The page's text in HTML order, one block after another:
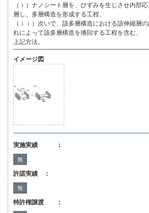
（ｉ）ナノシート層を、ひずみを生じさせ内部
層し、多層構造を形成する工程、
（ｉｉ）次いで、該多層構造における該伸縮層
れによって該多層構造を捲回する工程を含む、
上記方法。
イメージ図
実施実績 ：
無
許諾実績 ：
無
特許権譲渡 ：